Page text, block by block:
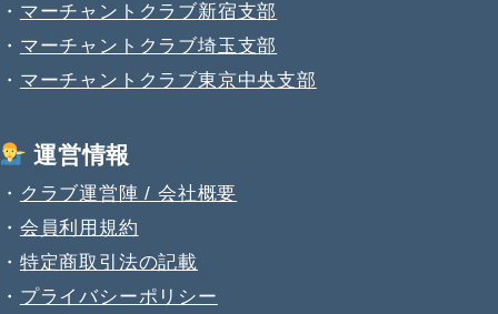
・ マーチャントクラブ新宿支部
・ マーチャントクラブ埼玉支部
・ マーチャントクラブ東京中央支部
運営情報
・ クラブ運営陣 / 会社概要
・ 会員利用規約
・ 特定商取引法の記載
・ プライバシーポリシー